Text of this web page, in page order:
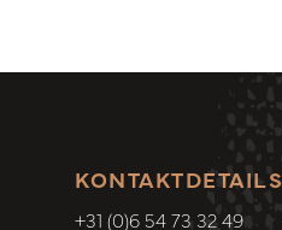
KONTAKTDETAILS
+31 (0)6 54 73 32 49